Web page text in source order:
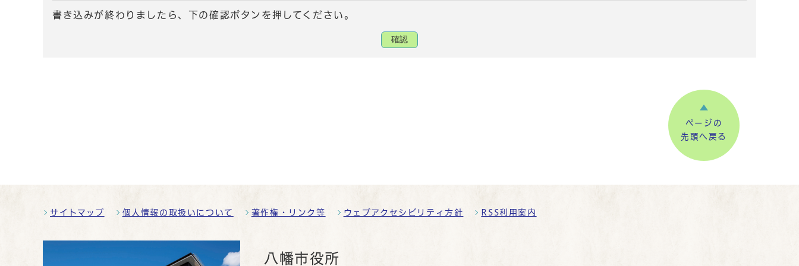
書き込みが終わりましたら、下の確認ボタンを押してください。
確認
ページの
先頭へ戻る
サイトマップ 個人情報の取扱いについて 著作権・リンク等 ウェブアクセシビリティ方針 RSS利用案内
八幡市役所